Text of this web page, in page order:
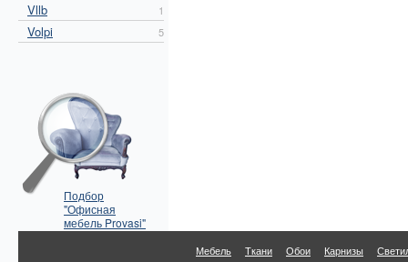
Vllb 1
Volpi 5
Подбор
"Офисная
мебель Provasi"
по параметрам
Мебель Ткани Обои Карнизы